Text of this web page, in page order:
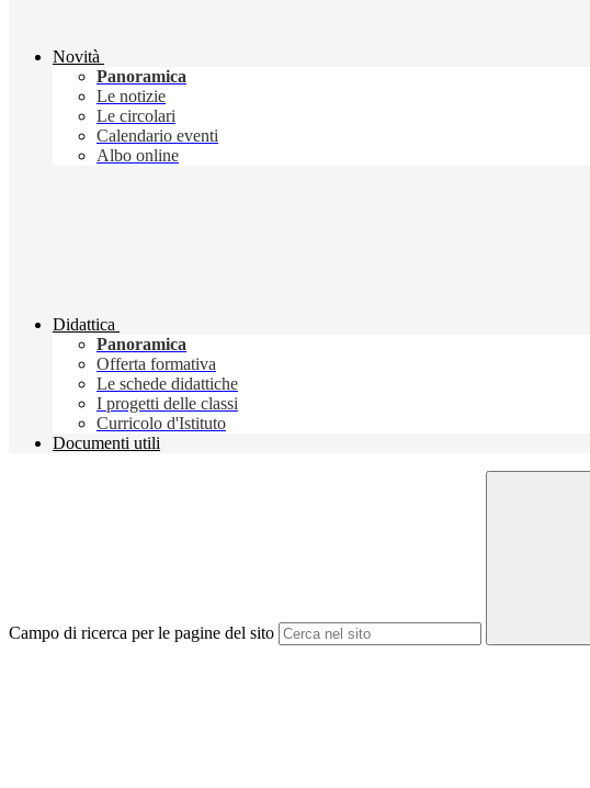
Novità
Panoramica
Le notizie
Le circolari
Calendario eventi
Albo online
Didattica
Panoramica
Offerta formativa
Le schede didattiche
I progetti delle classi
Curricolo d'Istituto
Documenti utili
Campo di ricerca per le pagine del sito